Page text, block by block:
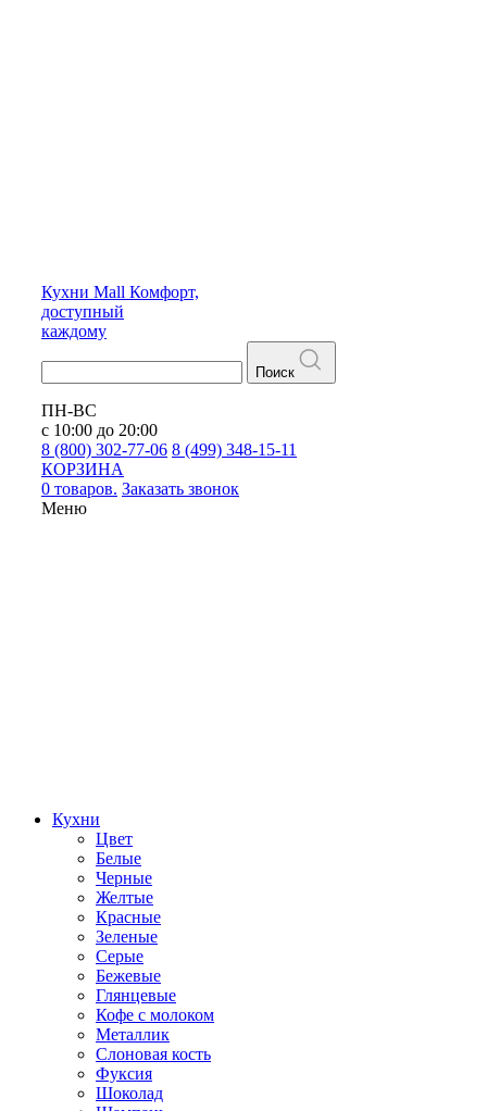
Кухни Mall Комфорт,
доступный
каждому
Поиск
ПН-ВС
с 10:00 до 20:00
8 (800) 302-77-06 8 (499) 348-15-11
КОРЗИНА
0 товаров. Заказать звонок
Меню
Кухни
Цвет
Белые
Черные
Желтые
Красные
Зеленые
Серые
Бежевые
Глянцевые
Кофе с молоком
Металлик
Слоновая кость
Фуксия
Шоколад